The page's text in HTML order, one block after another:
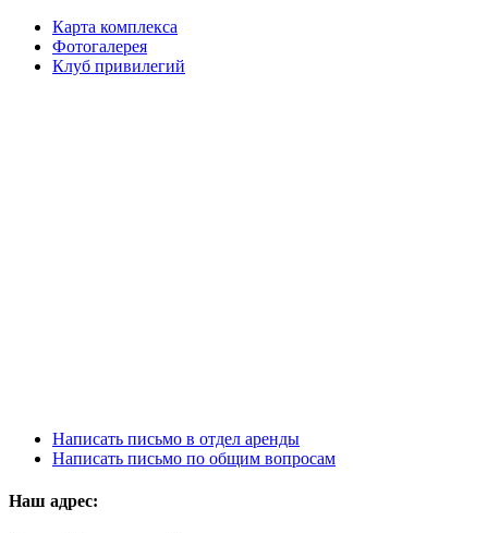
Карта комплекса
Фотогалерея
Клуб привилегий
Написать письмо в отдел аренды
Написать письмо по общим вопросам
Наш адрес: